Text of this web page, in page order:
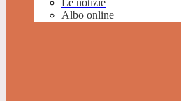
Le notizie
Albo online